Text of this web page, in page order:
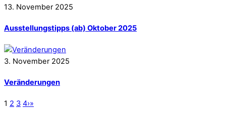
13. November 2025
Ausstellungstipps (ab) Oktober 2025
3. November 2025
Veränderungen
1 2 3 4›»